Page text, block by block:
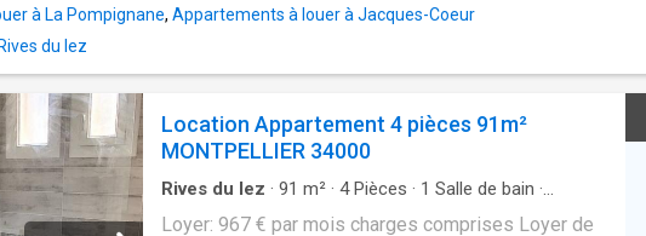
à La Pompignane, Appartements à louer à Jacques-Coeur
du lez
Location Appartement 4 pièces 91m²
MONTPELLIER 34000
Rives du lez · 91 m² · 4Pièces · 1 Salle de bain ·
Loyer: 967 € par mois charges comprises Loyer de